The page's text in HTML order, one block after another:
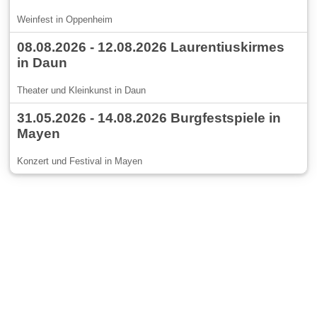
Weinfest in Oppenheim
08.08.2026 - 12.08.2026 Laurentiuskirmes
in Daun
Theater und Kleinkunst in Daun
31.05.2026 - 14.08.2026 Burgfestspiele in
Mayen
Konzert und Festival in Mayen